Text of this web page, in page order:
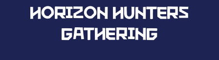
HORIZON HUNTERS
GATHERING